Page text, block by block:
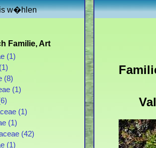
w�hlen
Familie, Art
(1)
(8)
(1)
(1)
(1)
(42)
(1)